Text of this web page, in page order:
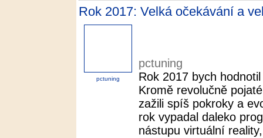
Rok 2017: Velká očekávání a
pctuning
pctuning
Rok 2017 bych
Kromě revolučně
zažili spíš pokroky a
rok vypadal daleko
nástupu virtuální